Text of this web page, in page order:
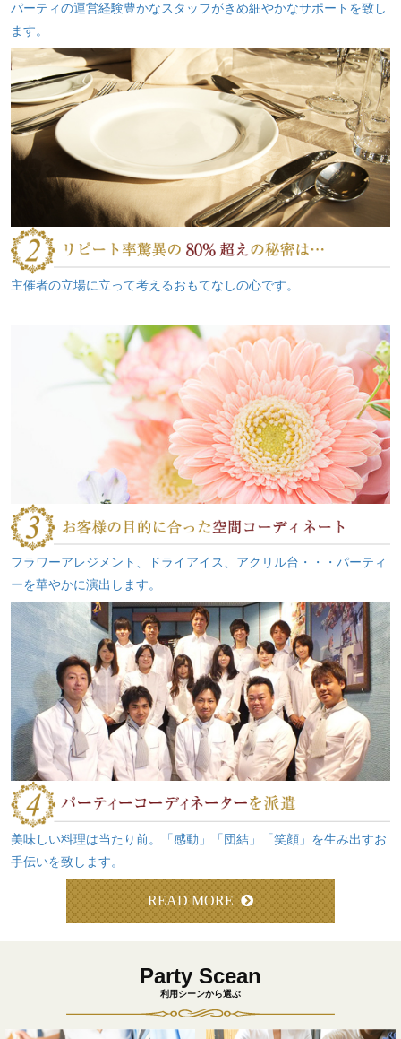
パーティの運営経験豊かなスタッフがきめ細やかなサポートを致し
ます。
主催者の立場に立って考えるおもてなしの心です。
フラワーアレジメント、ドライアイス、アクリル台・・・パーティ
ーを華やかに演出します。
美味しい料理は当たり前。「感動」「団結」「笑顔」を生み出すお
手伝いを致します。
READ MORE
Party Scean
利用シーンから選ぶ